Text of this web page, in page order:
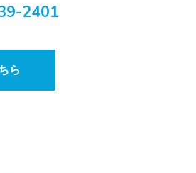
2401
ら